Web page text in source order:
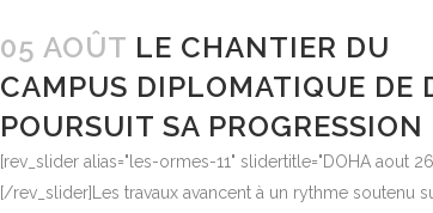
05 AOÛT LE CHANTIER DU
CAMPUS DIPLOMATIQUE DE
POURSUIT SA PROGRESSION
[rev_slider alias="les-ormes-11" slidertitle="DOHA aout
[/rev_slider]Les travaux avancent à un rythme soutenu